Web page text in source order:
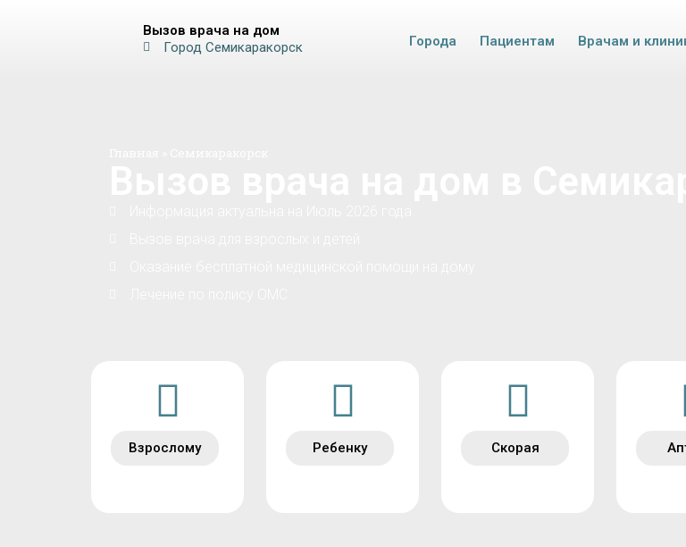
Вызов врача на дом
Город Семикаракорск
Города Пациентам Врачам и
Взрослому Ребенку Скорая